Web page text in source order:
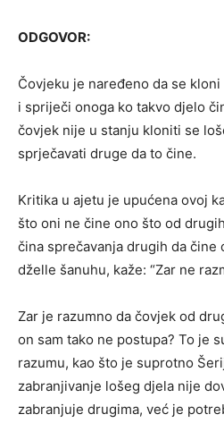
ODGOVOR:
Čovjeku je naređeno da se
i spriječi onoga ko takvo djelo
čovjek nije u stanju kloniti se
sprječavati druge da to čine.
Kritika u ajetu je upućena ovoj
što oni ne čine ono što od
čina sprečavanja drugih da čine
dželle šanuhu, kaže: “Zar ne
Zar je razumno da čovjek od
on sam tako ne postupa? To je
razumu, kao što je suprotno
zabranjivanje lošeg djela nije
zabranjuje drugima, već je